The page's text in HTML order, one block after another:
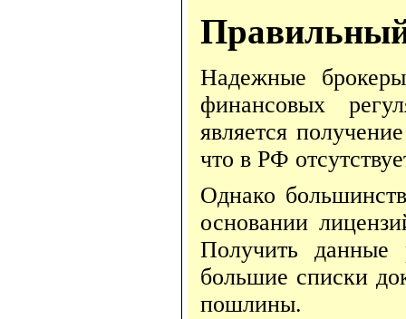
Надежные
финансовых
является
что в РФ
Однако
основании
Получить данные
большие списки
пошлины.